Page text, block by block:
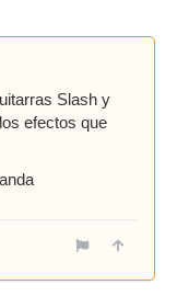
Slash y
efectos que